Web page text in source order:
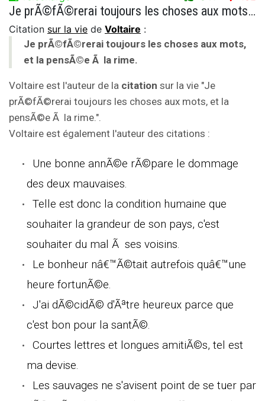
Je prÃ©fÃ©rerai toujours les choses aux mots, et la pensÃ©e Ã la rime.
Citation sur la vie de Voltaire :
Je prÃ©fÃ©rerai toujours les choses aux mots,
et la pensÃ©e Ã la rime.
Voltaire est l'auteur de la citation sur la vie "Je
prÃ©fÃ©rerai toujours les choses aux mots, et la
pensÃ©e Ã la rime.".
Voltaire est également l'auteur des citations :
Une bonne annÃ©e rÃ©pare le dommage
des deux mauvaises.
Telle est donc la condition humaine que
souhaiter la grandeur de son pays, c'est
souhaiter du mal Ã ses voisins.
Le bonheur nâ€™Ã©tait autrefois quâ€™une
heure fortunÃ©e.
J'ai dÃ©cidÃ© d'Ãªtre heureux parce que
c'est bon pour la santÃ©.
Courtes lettres et longues amitiÃ©s, tel est
ma devise.
Les sauvages ne s'avisent point de se tuer par